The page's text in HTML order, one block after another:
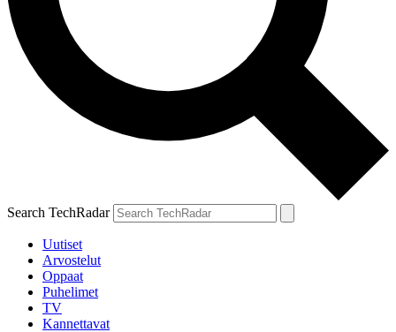
Search TechRadar
Uutiset
Arvostelut
Oppaat
Puhelimet
TV
Kannettavat